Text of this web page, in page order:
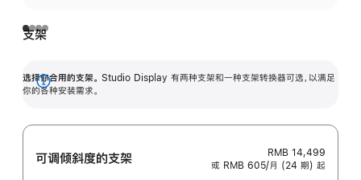
支架
选择你合用的支架。 Studio Display 有两种支架和一种支架转换器可选，以满足
你的各种安装需求。
展
可调倾斜度的支架
RMB 14,499
或 RMB 605/月 (24 期) 起